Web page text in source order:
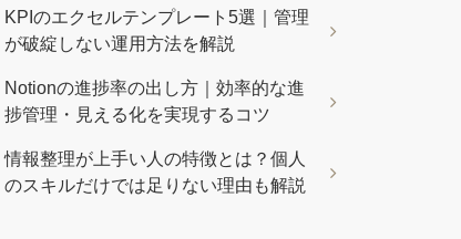
KPIのエクセルテンプレート5選｜管理
が破綻しない運用方法を解説
Notionの進捗率の出し方｜効率的な進
捗管理・見える化を実現するコツ
情報整理が上手い人の特徴とは？個人
のスキルだけでは足りない理由も解説